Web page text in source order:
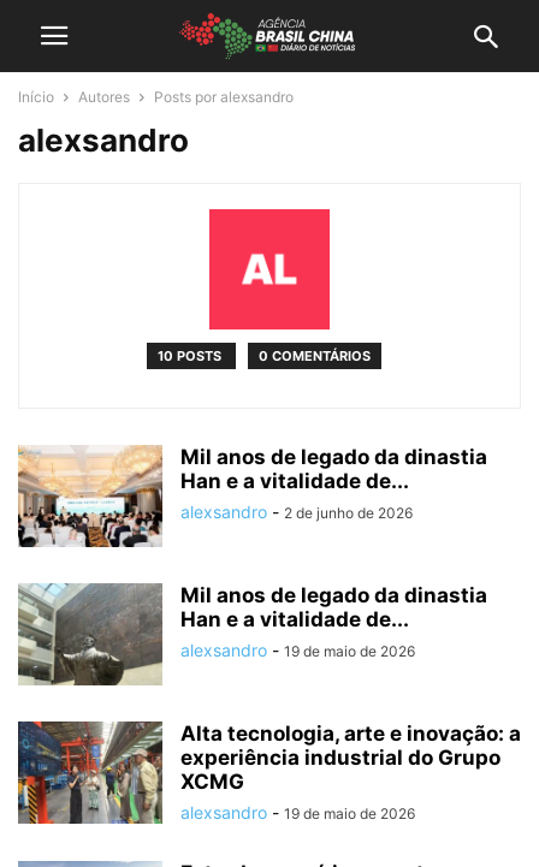
Início Autores Posts por alexsandro
alexsandro
10 POSTS 0 COMENTÁRIOS
Mil anos de legado da dinastia
Han e a vitalidade de...
alexsandro - 2 de junho de 2026
Mil anos de legado da dinastia
Han e a vitalidade de...
alexsandro - 19 de maio de 2026
Alta tecnologia, arte e inovação: a
experiência industrial do Grupo
XCMG
alexsandro - 19 de maio de 2026